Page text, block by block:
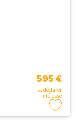
595 €
se déclarer
intéressé